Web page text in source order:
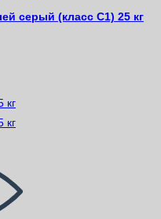
серый (класс С1) 25 кг